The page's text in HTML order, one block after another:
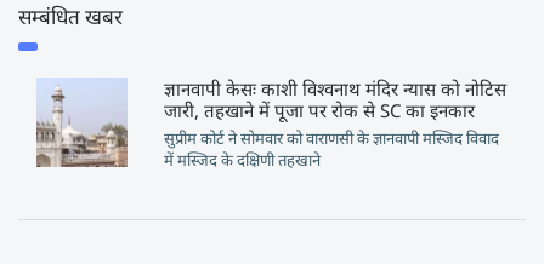
सम्बंधित खबर
ज्ञानवापी केसः काशी विश्वनाथ मंदिर न्यास को नोटिस
जारी, तहखाने में पूजा पर रोक से SC का इनकार
सुप्रीम कोर्ट ने सोमवार को वाराणसी के ज्ञानवापी मस्जिद विवाद
में मस्जिद के दक्षिणी तहखाने